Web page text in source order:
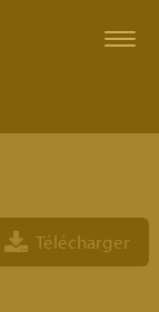
Télécharger